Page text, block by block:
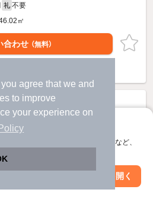
agree that we and
to improve
your experience on
サクサクお部屋探し
る。マップ検索やお気に入り保存など、
アプリを開く
礼 不要
㎡
合わせ （無料）
絞り込み条件を変更